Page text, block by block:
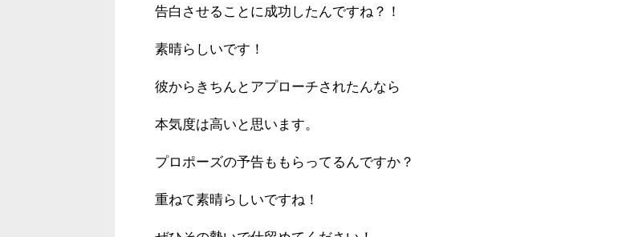
告白させることに成功したんですね？！
素晴らしいです！
彼からきちんとアプローチされたんなら
本気度は高いと思います。
プロポーズの予告ももらってるんですか？
重ねて素晴らしいですね！